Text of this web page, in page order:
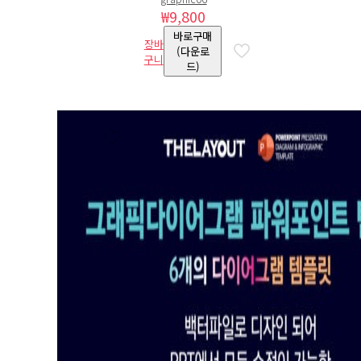
₩9,800
장바
구니
바로구매
(다운로
드)